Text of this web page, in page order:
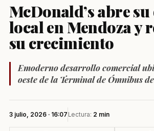
McDonald’s abre
local en Mendoza y
su crecimiento
Emoderno desarrollo comercial
oeste de la Terminal de Ómnibus
3 julio, 2026 · 16:07 Lectura: 2 min